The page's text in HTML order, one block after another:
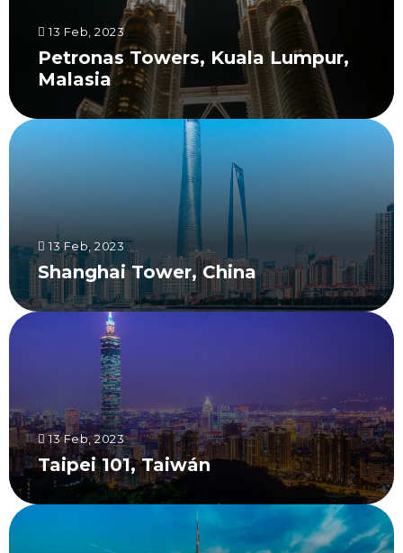
13 Feb, 2023
Petronas Towers, Kuala Lumpur,
Malasia
13 Feb, 2023
Shanghai Tower, China
13 Feb, 2023
Taipei 101, Taiwán